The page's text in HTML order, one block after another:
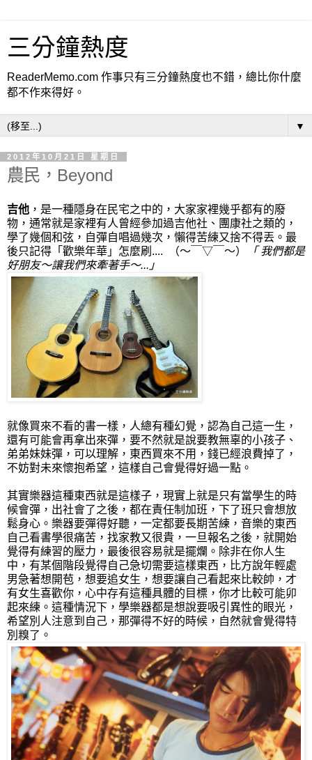
三分鐘熱度
ReaderMemo.com 作事只有三分鐘熱度也不錯，總比你什麼
都不作來得好。
▼
2012年10月21日 星期日
農民，Beyond
吉他 ，是一種隱身在民宅之中的，大家家裡幾乎都有的廢
物，通常就是家裡有人曾經參加過吉他社、團康社之類的，
學了幾個和弦，自彈自唱過幾次，懶得苦練又捨不得丟。最
後只記得「歡樂年華」怎麼刷.... （～￣▽￣～）
「 我們都是
好朋友～讓我們來牽著手～...」
就像買來不看的書一樣，人總有種幻覺，認為自己這一生，
還有可能會再拿出來彈，要不然就是說要教無辜的小孩子、
弟弟妹妹彈，可以理解，東西買來不用，錢已經浪費掉了，
不妨對未來懷抱希望，這樣自己會覺得好過一點。
其實樂器這種東西就是這樣子，現實上就是只有當學生的時
候會彈，出社會了之後，都在責任制加班，下了班只會想放
鬆身心。樂器要彈得好聽，一定都要長期苦練，音樂的東西
自己看書學很痛苦，找家教又很貴，一旦報名之後，就開始
覺得有練習的壓力，最後很容易就是擺爛。除非在你人生
中，有某個階段覺得自己急切需要這樣東西，比方說年輕處
男急著想開苞，想要追女生，想要讓自己看起來比較帥，才
有女生喜歡你，心中存有這種具體的目標，你才比較可能卯
起來練。這種情況下，學樂器都是想說要吸引異性的眼光，
希望別人注意到自己，那彈得不好的時候，自然就會覺得特
別糗了。